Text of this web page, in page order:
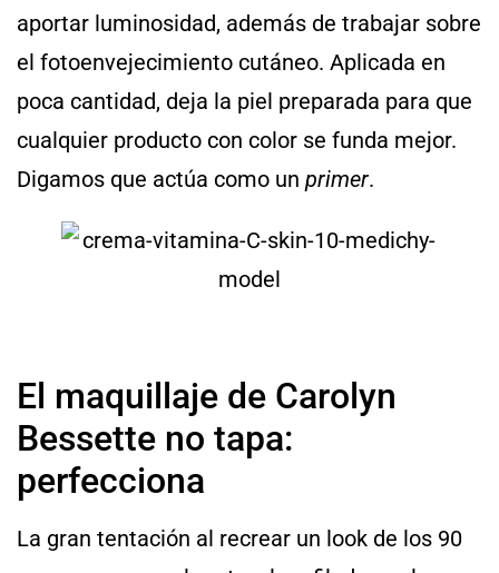
aportar luminosidad, además de trabajar sobre
el fotoenvejecimiento cutáneo. Aplicada en
poca cantidad, deja la piel preparada para que
cualquier producto con color se funda mejor.
Digamos que actúa como un primer.
El maquillaje de Carolyn
Bessette no tapa:
perfecciona
La gran tentación al recrear un look de los 90